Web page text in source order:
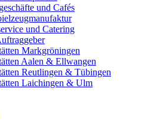
und Cafés
und Catering
Markgröningen
Aalen & Ellwangen
Reutlingen & Tübingen
Laichingen & Ulm